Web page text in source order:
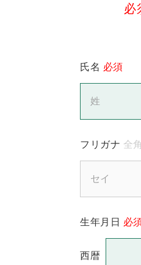
必
氏名 必須
フリガナ 全
生年月日 必
西暦